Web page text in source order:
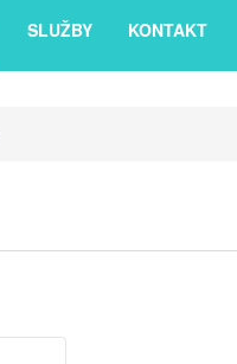
SLUŽBY KONTAKT